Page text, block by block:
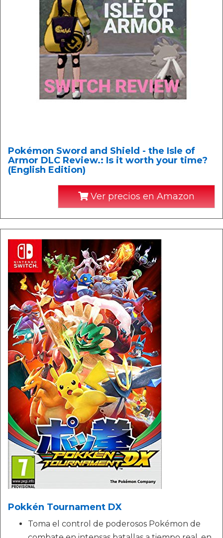
Pokémon Sword and Shield - the Isle of
Armor DLC Review.: Is it worth your time?
(English Edition)
Ver precios en Amazon
Pokkén Tournament DX
Toma el control de poderosos Pokémon de